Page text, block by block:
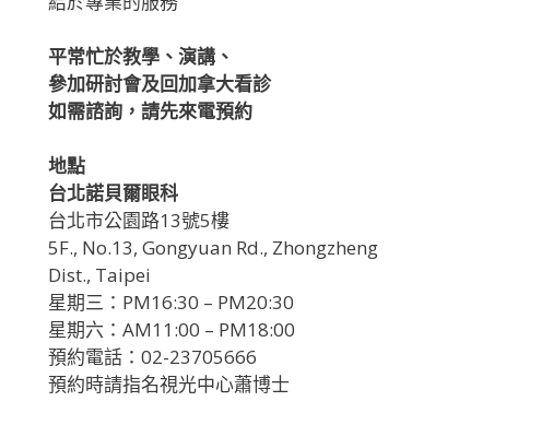
平常忙於教學、演講、
參加研討會及回加拿大看診
如需諮詢，請先來電預約
地點
台北諾貝爾眼科
台北市公園路13號5樓
5F., No.13, Gongyuan Rd., Zhongzheng
Dist., Taipei
星期三：PM16:30 – PM20:30
星期六：AM11:00 – PM18:00
預約電話：02-23705666
預約時請指名視光中心蕭博士